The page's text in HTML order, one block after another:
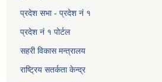
प्रदेश सभा - प्रदेश नं १
प्रदेश नं १ पोर्टल
सहरी विकास मन्त्रालय
राष्ट्रिय सतर्कता केन्द्र